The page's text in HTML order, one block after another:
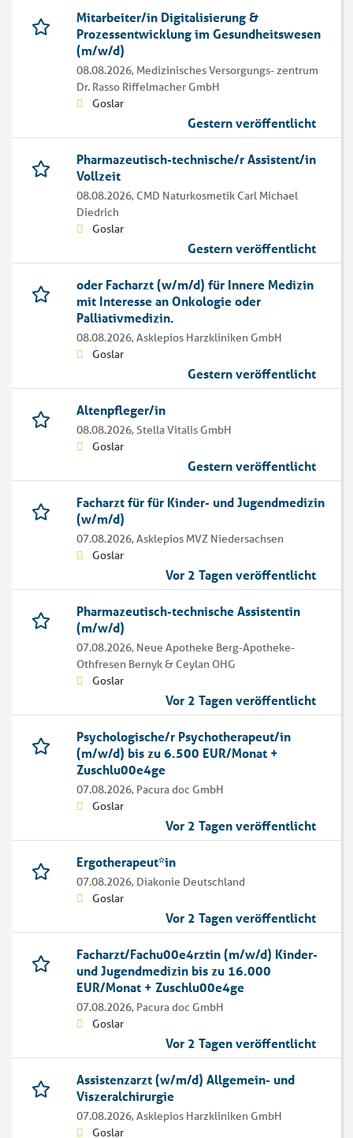
Mitarbeiter/in Digitalisierung &
Prozessentwicklung im Gesundheitswesen
(m/w/d)
08.08.2026, Medizinisches Versorgungs- zentrum
Dr. Rasso Riffelmacher GmbH
Goslar
Gestern veröffentlicht
Pharmazeutisch-technische/r Assistent/in
Vollzeit
08.08.2026, CMD Naturkosmetik Carl Michael
Diedrich
Goslar
Gestern veröffentlicht
oder Facharzt (w/m/d) für Innere Medizin
mit Interesse an Onkologie oder
Palliativmedizin.
08.08.2026,Asklepios Harzkliniken GmbH
Goslar
Gestern veröffentlicht
Altenpfleger/in
08.08.2026,Stella Vitalis GmbH
Goslar
Gestern veröffentlicht
Facharzt für für Kinder- und Jugendmedizin
(w/m/d)
07.08.2026,Asklepios MVZ Niedersachsen
Goslar
Vor 2 Tagen veröffentlicht
Pharmazeutisch-technische Assistentin
(m/w/d)
07.08.2026, Neue Apotheke Berg-Apotheke-
Othfresen Bernyk & Ceylan OHG
Goslar
Vor 2 Tagen veröffentlicht
Psychologische/r Psychotherapeut/in
(m/w/d) bis zu 6.500 EUR/Monat +
Zuschlu00e4ge
07.08.2026, Pacura doc GmbH
Goslar
Vor 2 Tagen veröffentlicht
Ergotherapeut*in
07.08.2026, Diakonie Deutschland
Goslar
Vor 2 Tagen veröffentlicht
Facharzt/Fachu00e4rztin (m/w/d) Kinder-
und Jugendmedizin bis zu 16.000
EUR/Monat + Zuschlu00e4ge
07.08.2026, Pacura doc GmbH
Goslar
Vor 2 Tagen veröffentlicht
Assistenzarzt (w/m/d) Allgemein- und
Viszeralchirurgie
07.08.2026,Asklepios Harzkliniken GmbH
Goslar